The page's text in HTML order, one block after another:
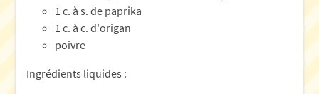
1 c. à s. de paprika
1 c. à c. d'origan
poivre
Ingrédients liquides :